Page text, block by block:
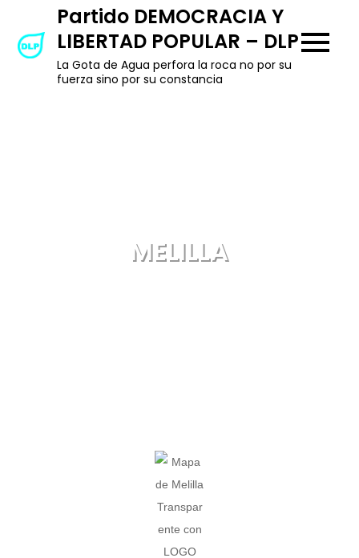
content
Partido DEMOCRACIA Y
LIBERTAD POPULAR – DLP
La Gota de Agua perfora la roca no por su
fuerza sino por su constancia
MELILLA